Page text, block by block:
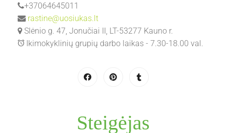
+37064645011
rastine@uosiukas.lt
Slėnio g. 47, Jonučiai II, LT-53277 Kauno r.
Ikimokyklinių grupių darbo laikas - 7.30-18.00 val.
Steigėjas